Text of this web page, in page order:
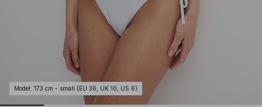
Model : 173 cm - small (EU 36, UK 10, US 6)